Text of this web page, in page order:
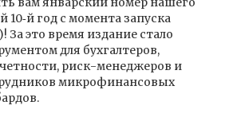
год с момента запуска
За это время издание стало
для бухгалтеров,
риск-менеджеров и
микрофинансовых